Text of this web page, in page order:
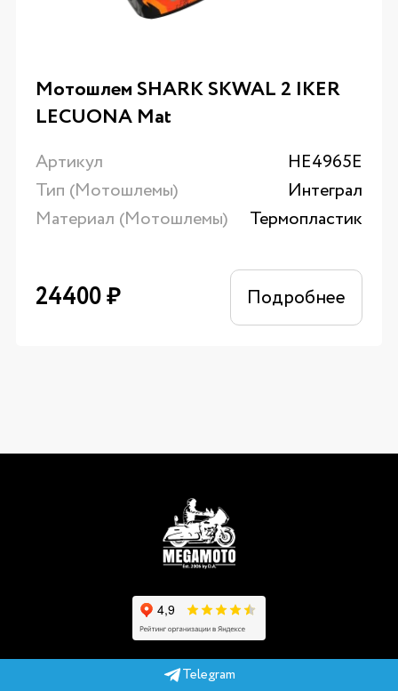
Мотошлем SHARK SKWAL 2 IKER
LECUONA Mat
Артикул
HE4965E
Тип (Мотошлемы)
Интеграл
Материал (Мотошлемы)
Термопластик
24400₽ Подробнее
Telegram